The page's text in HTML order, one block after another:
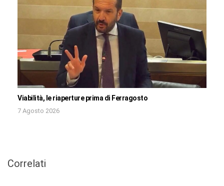
Viabilità, le riaperture prima di Ferragosto
7 Agosto 2026
Correlati